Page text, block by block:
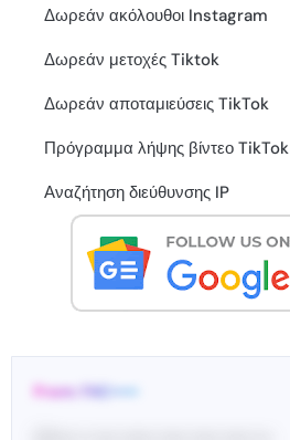
Δωρεάν ακόλουθοι Instagram
Δωρεάν μετοχές Tiktok
Δωρεάν αποταμιεύσεις TikTok
Πρόγραμμα λήψης βίντεο TikTok
Αναζήτηση διεύθυνσης IP
From: FAC•••••